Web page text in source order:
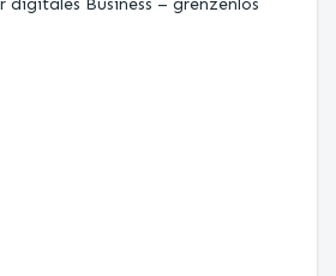
Business – grenzenlos